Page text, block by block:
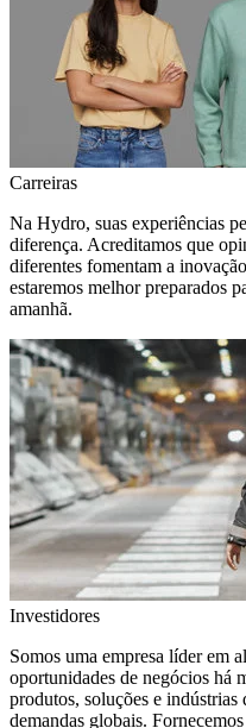
Carreiras
Na Hydro, suas experiências
diferença. Acreditamos que
diferentes fomentam a
estaremos melhor preparados
amanhã.
Investidores
Somos uma empresa líder em
oportunidades de negócios há
produtos, soluções e indústrias
demandas globais.